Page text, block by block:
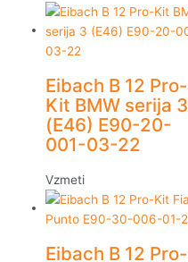
Eibach B 12 Pro-
Kit BMW serija 3
(E46) E90-20-
001-03-22
Vzmeti
Eibach B 12 Pro-